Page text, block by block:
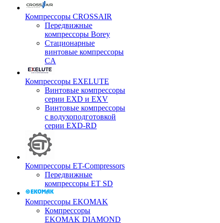
Компрессоры CROSSAIR
Передвижные
компрессоры Borey
Стационарные
винтовые компрессоры
CA
Компрессоры EXELUTE
Винтовые компрессоры
серии EXD и EXV
Винтовые компрессоры
с водухоподготовкой
серии EXD-RD
Компрессоры ET-Compressors
Передвижные
компрессоры ET SD
Компрессоры EKOMAK
Компрессоры
EKOMAK DIAMOND